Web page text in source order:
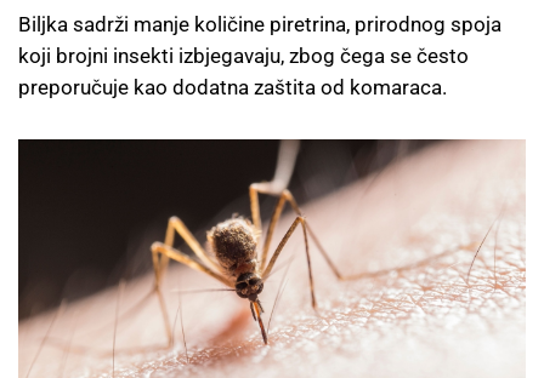
Biljka sadrži manje količine piretrina, prirodnog spoja
koji brojni insekti izbjegavaju, zbog čega se često
preporučuje kao dodatna zaštita od komaraca.